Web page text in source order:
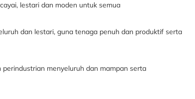
lestari dan moden untuk semua
dan lestari, guna tenaga penuh dan produktif serta
menyeluruh dan mampan serta